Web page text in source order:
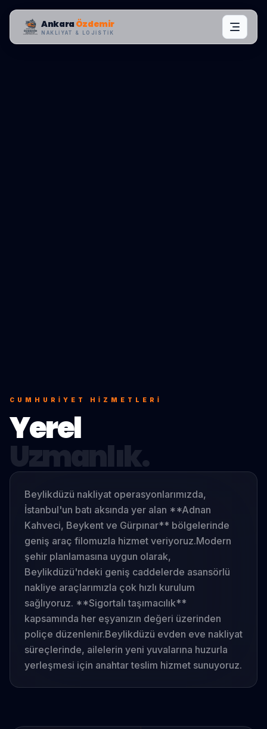
AnkaraÖzdemir
NAKLIYAT & LOJISTIK
CUMHURIYET HIZMETLERI
Yerel
Uzmanlık.
Beylikdüzü nakliyat operasyonlarımızda,
İstanbul'un batı aksında yer alan **Adnan
Kahveci, Beykent ve Gürpınar** bölgelerinde
geniş araç filomuzla hizmet veriyoruz.Modern
şehir planlamasına uygun olarak,
Beylikdüzü'ndeki geniş caddelerde asansörlü
nakliye araçlarımızla çok hızlı kurulum
sağlıyoruz. **Sigortalı taşımacılık**
kapsamında her eşyanızın değeri üzerinden
poliçe düzenlenir.Beylikdüzü evden eve nakliyat
süreçlerinde, ailelerin yeni yuvalarına huzurla
yerleşmesi için anahtar teslim hizmet sunuyoruz.